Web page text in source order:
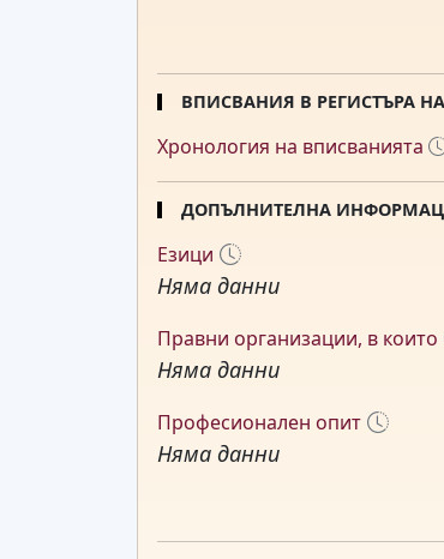
ВПИСВАНИЯ В РЕГИСТЪРА
Хронология на вписванията
ДОПЪЛНИТЕЛНА
Езици
Няма данни
Правни организации, в които
Няма данни
Професионален опит
Няма данни